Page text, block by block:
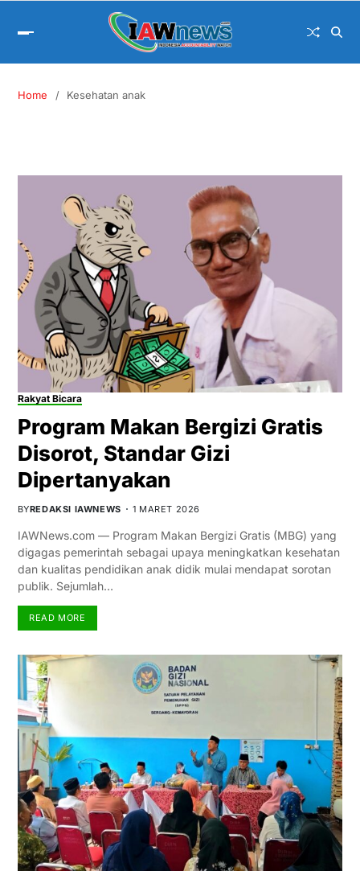
Home Kesehatan anak
Rakyat Bicara
Program Makan Bergizi Gratis
Disorot, Standar Gizi
Dipertanyakan
BYREDAKSI IAWNEWS 1 MARET 2026
IAWNews.com — Program Makan Bergizi Gratis (MBG) yang
digagas pemerintah sebagai upaya meningkatkan kesehatan
dan kualitas pendidikan anak didik mulai mendapat sorotan
publik. Sejumlah…
READ MORE